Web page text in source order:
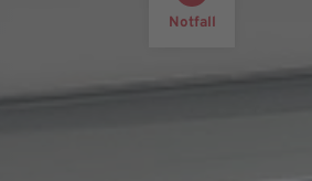
Notfall